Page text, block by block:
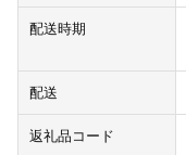
配送時期
配送
返礼品コード